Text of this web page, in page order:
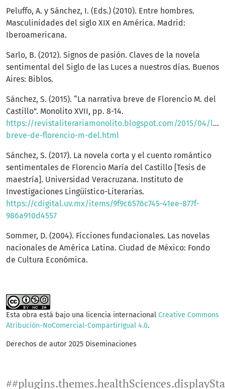
Peluffo, A. y Sánchez, I. (Eds.) (2010). Entre hombres.
Masculinidades del siglo XIX en América. Madrid:
Iberoamericana.
Sarlo, B. (2012). Signos de pasión. Claves de la novela
sentimental del Siglo de las Luces a nuestros días. Buenos
Aires: Biblos.
Sánchez, S. (2015). “La narrativa breve de Florencio M. del
Castillo”. Monolito XVII, pp. 8-14.
https://revistaliterariamonolito.blogspot.com/2015/04/
breve-de-florencio-m-del.html
Sánchez, S. (2017). La novela corta y el cuento romántico
sentimentales de Florencio María del Castillo [Tesis de
maestría]. Universidad Veracruzana. Instituto de
Investigaciones Lingüístico-Literarias.
https://cdigital.uv.mx/items/9f9c6576c745-41ee-877f-
986a910d4557
Sommer, D. (2004). Ficciones fundacionales. Las novelas
nacionales de América Latina. Ciudad de México: Fondo
de Cultura Económica.
Esta obra está bajo una licencia internacional Creative Commons
Atribución-NoComercial-CompartirIgual 4.0.
Derechos de autor 2025 Diseminaciones